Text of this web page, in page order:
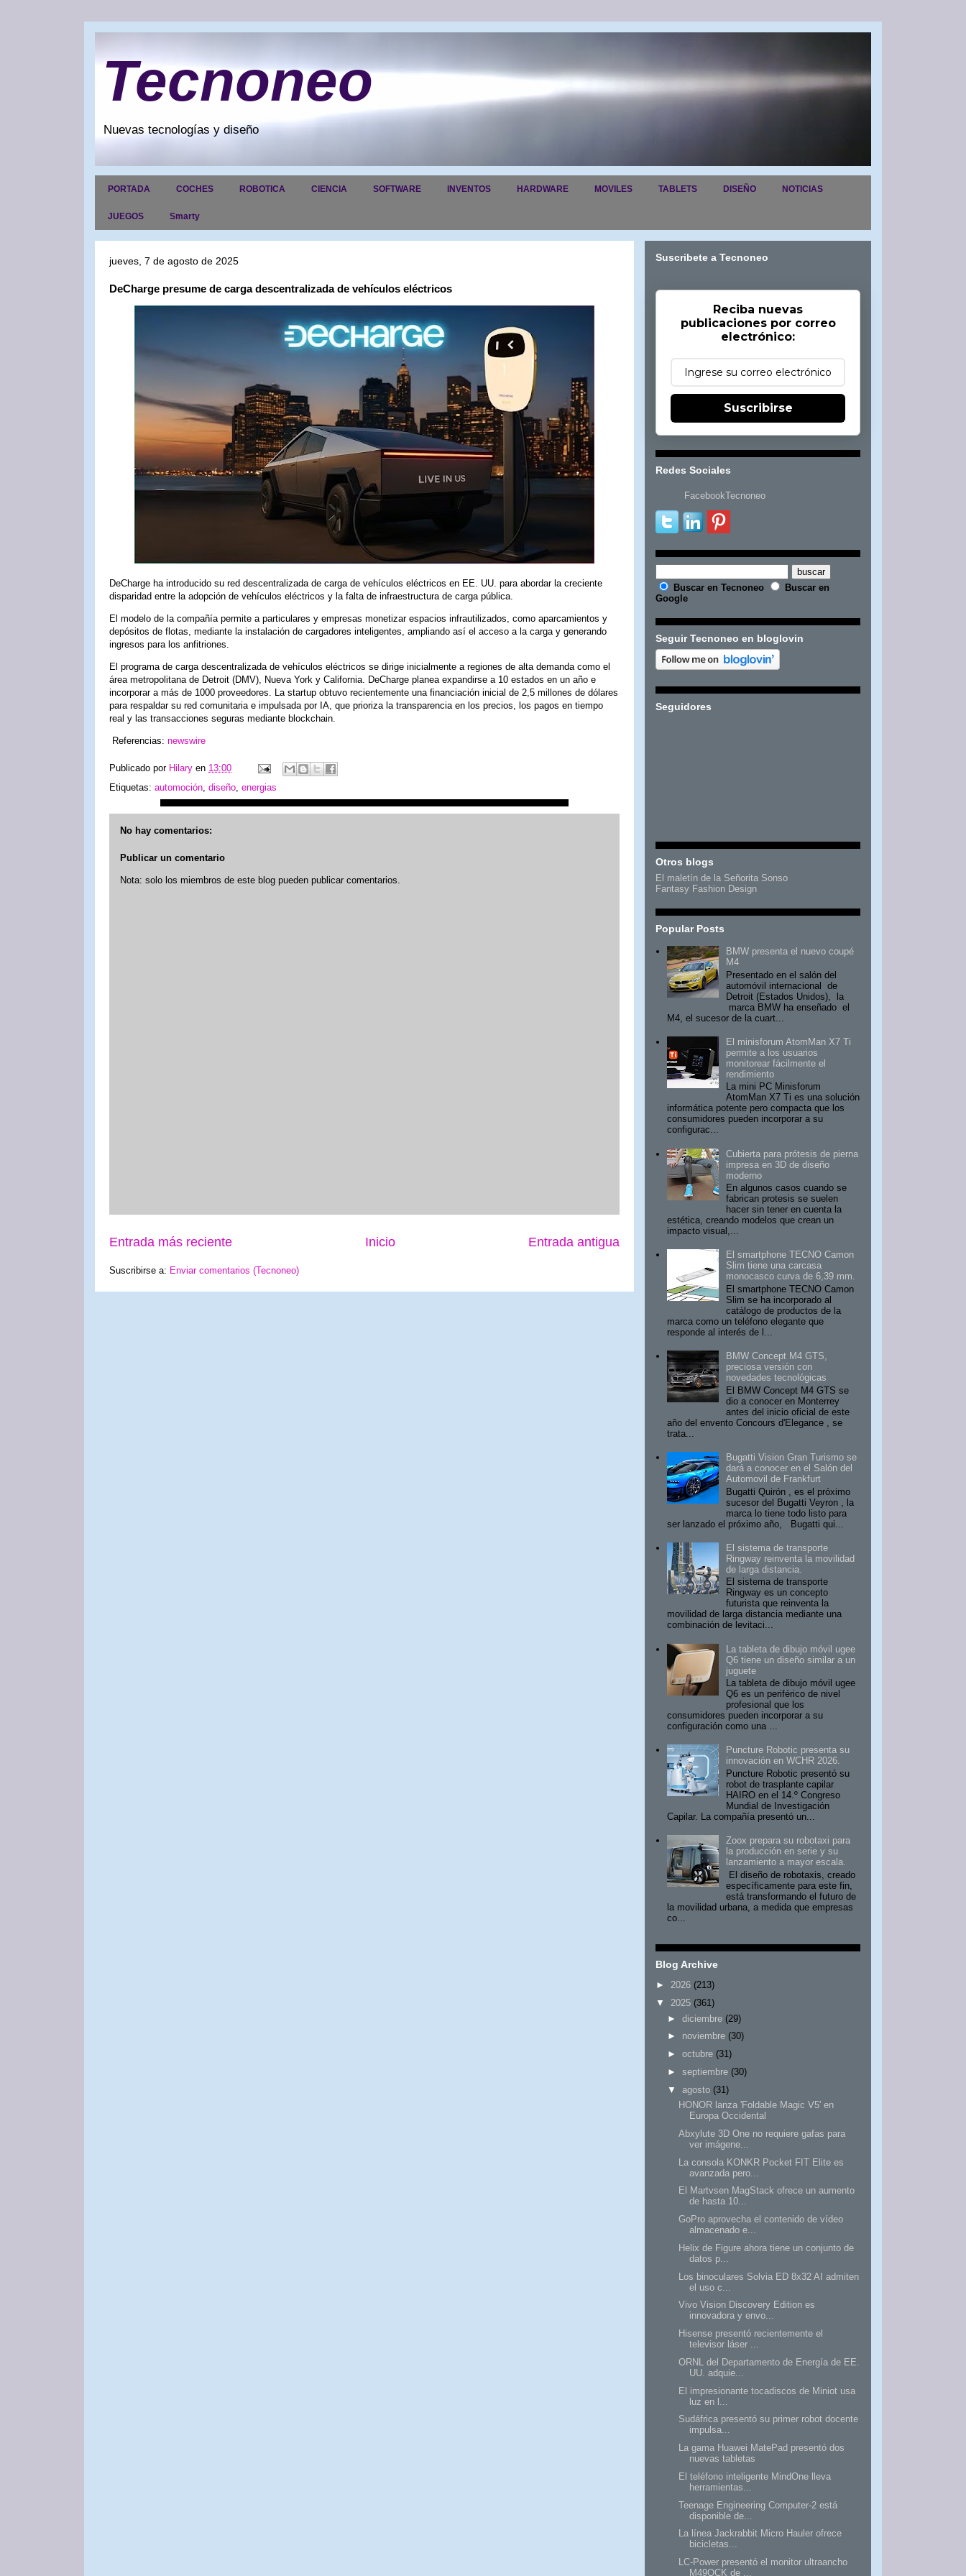
Tecnoneo
Nuevas tecnologías y diseño
PORTADA COCHES ROBOTICA CIENCIA SOFTWARE INVENTOS HARDWARE MOVILES TABLETS DISEÑO NOTICIAS
JUEGOS Smarty
jueves, 7 de agosto de 2025
DeCharge presume de carga descentralizada de vehículos eléctricos
DeCharge ha introducido su red descentralizada de carga de vehículos eléctricos en EE. UU. para abordar la creciente
disparidad entre la adopción de vehículos eléctricos y la falta de infraestructura de carga pública.
El modelo de la compañía permite a particulares y empresas monetizar espacios infrautilizados, como aparcamientos y
depósitos de flotas, mediante la instalación de cargadores inteligentes, ampliando así el acceso a la carga y generando
ingresos para los anfitriones.
El programa de carga descentralizada de vehículos eléctricos se dirige inicialmente a regiones de alta demanda como el
área metropolitana de Detroit (DMV), Nueva York y California. DeCharge planea expandirse a 10 estados en un año e
incorporar a más de 1000 proveedores. La startup obtuvo recientemente una financiación inicial de 2,5 millones de dólares
para respaldar su red comunitaria e impulsada por IA, que prioriza la transparencia en los precios, los pagos en tiempo
real y las transacciones seguras mediante blockchain.
Referencias: newswire
Publicado por Hilary en 13:00
Etiquetas: automoción diseño energias
No hay comentarios:
Publicar un comentario
Nota: solo los miembros de este blog pueden publicar comentarios.
Entrada más reciente Entrada antigua
Inicio
Suscribirse a: Enviar comentarios (Tecnoneo)
Suscribete a Tecnoneo
Reciba nuevas
publicaciones por correo
electrónico:
Suscribirse
Redes Sociales
FacebookTecnoneo
Buscar en Tecnoneo
Buscar en
Google
Seguir Tecnoneo en bloglovin
Seguidores
Otros blogs
El maletín de la Señorita Sonso
Fantasy Fashion Design
Popular Posts
BMW presenta el nuevo coupé
M4
Presentado en el salón del
automóvil internacional de
Detroit (Estados Unidos), la
marca BMW ha enseñado el
M4, el sucesor de la cuart...
El minisforum AtomMan X7 Ti
permite a los usuarios
monitorear fácilmente el
rendimiento
La mini PC Minisforum
AtomMan X7 Ti es una solución
informática potente pero compacta que los
consumidores pueden incorporar a su
configurac...
Cubierta para prótesis de pierna
impresa en 3D de diseño
moderno
En algunos casos cuando se
fabrican protesis se suelen
hacer sin tener en cuenta la
estética, creando modelos que crean un
impacto visual,...
El smartphone TECNO Camon
Slim tiene una carcasa
monocasco curva de 6,39 mm.
El smartphone TECNO Camon
Slim se ha incorporado al
catálogo de productos de la
marca como un teléfono elegante que
responde al interés de l...
BMW Concept M4 GTS,
preciosa versión con
novedades tecnológicas
El BMW Concept M4 GTS se
dio a conocer en Monterrey
antes del inicio oficial de este
año del envento Concours d'Elegance , se
trata...
Bugatti Vision Gran Turismo se
dará a conocer en el Salón del
Automovil de Frankfurt
Bugatti Quirón , es el próximo
sucesor del Bugatti Veyron , la
marca lo tiene todo listo para
ser lanzado el próximo año, Bugatti qui...
El sistema de transporte
Ringway reinventa la movilidad
de larga distancia.
El sistema de transporte
Ringway es un concepto
futurista que reinventa la
movilidad de larga distancia mediante una
combinación de levitaci...
La tableta de dibujo móvil ugee
Q6 tiene un diseño similar a un
juguete
La tableta de dibujo móvil ugee
Q6 es un periférico de nivel
profesional que los
consumidores pueden incorporar a su
configuración como una ...
Puncture Robotic presenta su
innovación en WCHR 2026.
Puncture Robotic presentó su
robot de trasplante capilar
HAIRO en el 14.º Congreso
Mundial de Investigación
Capilar. La compañía presentó un...
Zoox prepara su robotaxi para
la producción en serie y su
lanzamiento a mayor escala.
El diseño de robotaxis, creado
específicamente para este fin,
está transformando el futuro de
la movilidad urbana, a medida que empresas
co...
Blog Archive
► 2026 (213)
▼
2025 (361)
► diciembre (29)
► noviembre (30)
► octubre (31)
► septiembre (30)
▼
agosto (31)
HONOR lanza 'Foldable Magic V5' en
Europa Occidental
Abxylute 3D One no requiere gafas para
ver imágene...
La consola KONKR Pocket FIT Elite es
avanzada pero...
El Martvsen MagStack ofrece un aumento
de hasta 10...
GoPro aprovecha el contenido de vídeo
almacenado e...
Helix de Figure ahora tiene un conjunto de
datos p...
Los binoculares Solvia ED 8x32 AI admiten
el uso c...
Vivo Vision Discovery Edition es
innovadora y envo...
Hisense presentó recientemente el
televisor láser ...
ORNL del Departamento de Energía de EE.
UU. adquie...
El impresionante tocadiscos de Miniot usa
luz en l...
Sudáfrica presentó su primer robot docente
impulsa...
La gama Huawei MatePad presentó dos
nuevas tabletas
El teléfono inteligente MindOne lleva
herramientas...
Teenage Engineering Computer-2 está
disponible de...
La línea Jackrabbit Micro Hauler ofrece
bicicletas...
LC-Power presentó el monitor ultraancho
M49QCK de ...